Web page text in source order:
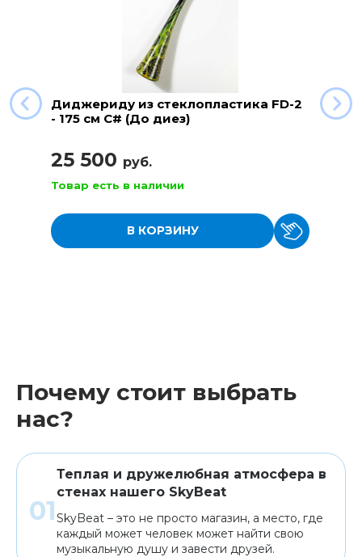
Диджериду из стеклопластика FD-2
- 175 см C# (До диез)
25 500 руб.
Товар есть в наличии
В КОРЗИНУ
Почему стоит выбрать
нас?
Теплая и дружелюбная атмосфера в
стенах нашего SkyBeat
SkyBeat – это не просто магазин, а место, где
каждый может человек может найти свою
музыкальную душу и завести друзей.